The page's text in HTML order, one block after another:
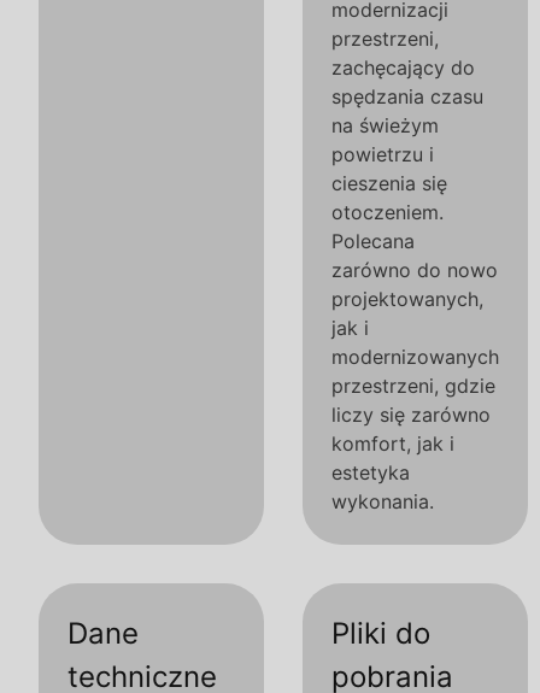
modernizacji
przestrzeni,
zachęcający do
spędzania czasu
na świeżym
powietrzu i
cieszenia się
otoczeniem.
Polecana
zarówno do nowo
projektowanych,
jak i
modernizowanych
przestrzeni, gdzie
liczy się zarówno
komfort, jak i
estetyka
wykonania.
Dane
techniczne
Pliki do
pobrania